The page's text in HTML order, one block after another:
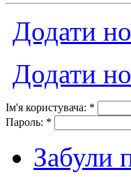
Додати
Додати
Ім'я користувача: *
Пароль: *
Забули